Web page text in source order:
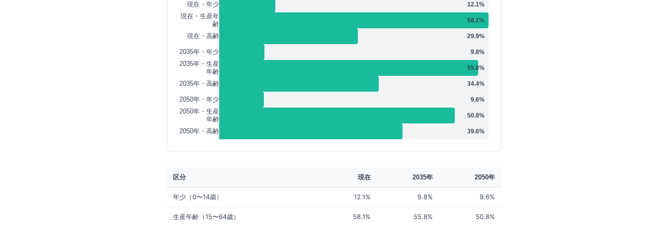
現在・年少 12.1%
現在・生産年
齢
58.1%
現在・高齢 29.9%
2035年・年少 9.8%
2035年・生産
年齢
55.8%
2035年・高齢 34.4%
2050年・年少 9.6%
2050年・生産
年齢
50.8%
2050年・高齢 39.6%
区分 現在 2035年 2050年
年少（0〜14歳） 12.1% 9.8% 9.6%
生産年齢（15〜64歳） 58.1% 55.8% 50.8%